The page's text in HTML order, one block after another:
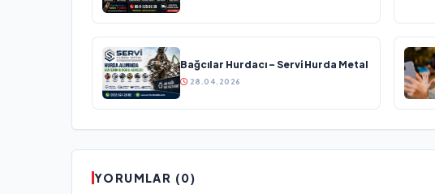
Bağcılar Hurdacı – Servi Hurda Metal
28.04.2026
YORUMLAR (0)